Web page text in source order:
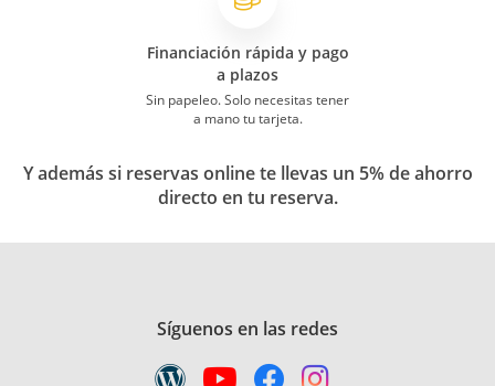
Financiación rápida y pago
a plazos
Sin papeleo. Solo necesitas tener
a mano tu tarjeta.
Y además si reservas online te llevas un 5% de ahorro
directo en tu reserva.
Síguenos en las redes